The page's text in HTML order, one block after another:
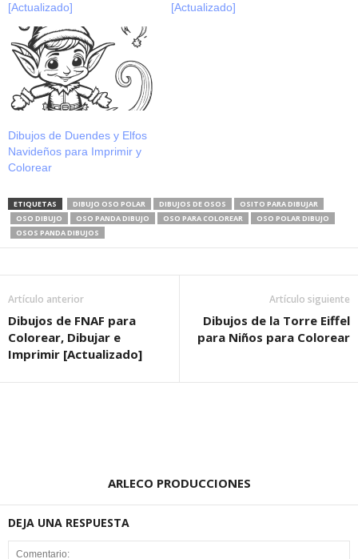
[Actualizado] [Actualizado]
Dibujos de Duendes y Elfos
Navideños para Imprimir y
Colorear
ETIQUETAS DIBUJO OSO POLAR DIBUJOS DE OSOS
OSITO PARA DIBUJAR
OSO DIBUJO
OSO PANDA DIBUJO OSO PARA COLOREAR
OSO POLAR DIBUJO
OSOS PANDA DIBUJOS
Artículo anterior
Dibujos de FNAF para
Colorear, Dibujar e
Imprimir [Actualizado]
Artículo siguiente
Dibujos de la Torre Eiffel
para Niños para Colorear
ARLECO PRODUCCIONES
DEJA UNA RESPUESTA